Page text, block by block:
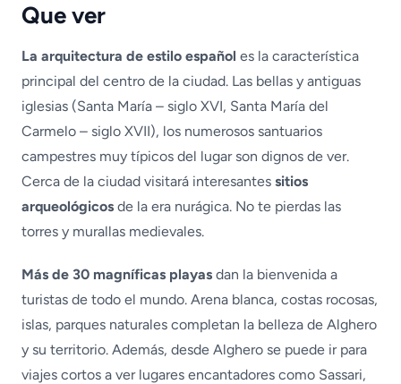
Que ver
La arquitectura de estilo español es la característica
principal del centro de la ciudad. Las bellas y antiguas
iglesias (Santa María – siglo XVI, Santa María del
Carmelo – siglo XVII), los numerosos santuarios
campestres muy típicos del lugar son dignos de ver.
Cerca de la ciudad visitará interesantes sitios
arqueológicos de la era nurágica. No te pierdas las
torres y murallas medievales.
Más de 30 magníficas playas dan la bienvenida a
turistas de todo el mundo. Arena blanca, costas rocosas,
islas, parques naturales completan la belleza de Alghero
y su territorio. Además, desde Alghero se puede ir para
viajes cortos a ver lugares encantadores como Sassari,